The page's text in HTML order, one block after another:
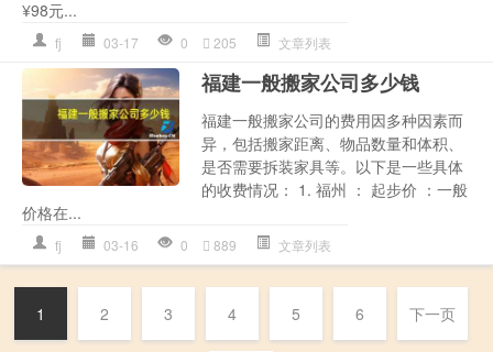
¥98元...
fj 03-17 0 205 文章列表
福建一般搬家公司多少钱
福建一般搬家公司的费用因多种因素而
异，包括搬家距离、物品数量和体积、
是否需要拆装家具等。以下是一些具体
的收费情况： 1. 福州 ： 起步价 ：一般
价格在...
fj 03-16 0 889 文章列表
1 2 3 4 5 6 下一页